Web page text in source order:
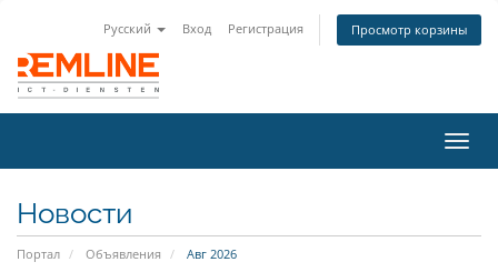
Русский Вход Регистрация Просмотр корзины
Новости
Портал Объявления Авг 2026